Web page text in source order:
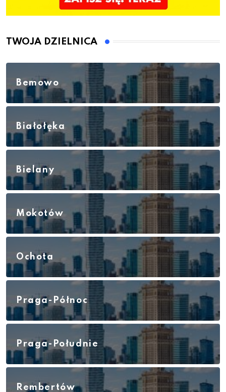
TWOJA DZIELNICA
Bemowo
Białołęka
Bielany
Mokotów
Ochota
Praga-Północ
Praga-Południe
Rembertów